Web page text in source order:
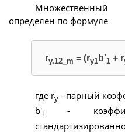
Множественный
определен по формуле
rу.12_m = (ry1 b'1 + r
где rу - парный
b'i -